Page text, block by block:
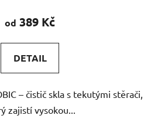
produktu
5,0
z
hvězdiček.
od 389 Kč
DETAIL
– čistič skla s tekutými stěrači,
zajistí vysokou...